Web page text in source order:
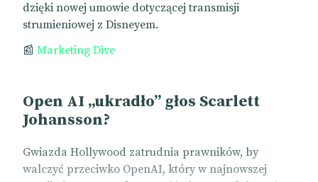
dzięki nowej umowie dotyczącej transmisji
strumieniowej z Disneyem.
📰 Marketing Dive
Open AI „ukradło” głos Scarlett
Johansson?
Gwiazda Hollywood zatrudnia prawników, by
walczyć przeciwko OpenAI, który w najnowszej